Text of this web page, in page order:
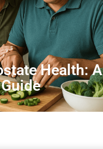
Health: A